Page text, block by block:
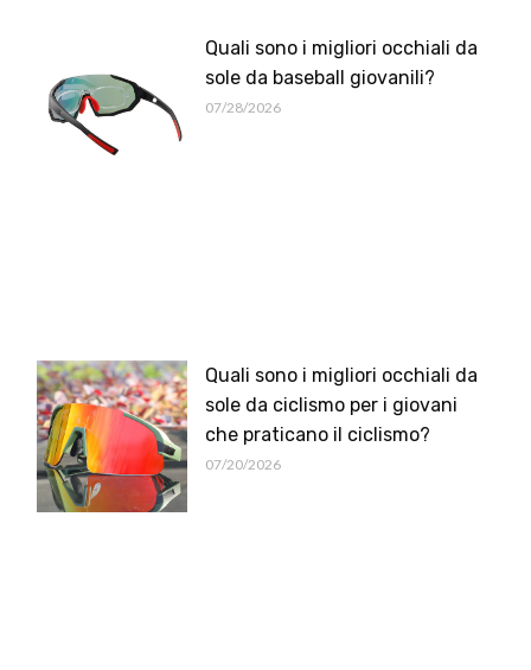
Quali sono i migliori occhiali da
sole da baseball giovanili?
07/28/2026
Quali sono i migliori occhiali da
sole da ciclismo per i giovani
che praticano il ciclismo?
07/20/2026